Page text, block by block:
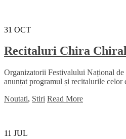
31 OCT
Recitaluri Chira
Organizatorii Festivalului Național
anunțat programul și recitalurile celor
Noutati, Stiri Read More
11 JUL